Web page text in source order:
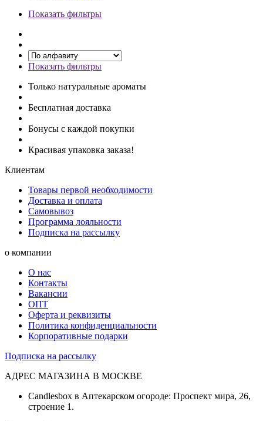
Показать фильтры
Показать фильтры
Только натуральные ароматы
Бесплатная доставка
Бонусы с каждой покупки
Красивая упаковка заказа!
Клиентам
Товары первой необходимости
Доставка и оплата
Самовывоз
Программа лояльности
Подписка на рассылку
о компании
О нас
Контакты
Вакансии
ОПТ
Оферта и реквизиты
Политика конфиденциальности
Корпоративные подарки
Подписка на рассылку
АДРЕС МАГАЗИНА В МОСКВЕ
Candlesbox в Аптекарском огороде: Проспект мира, 26,
строение 1.